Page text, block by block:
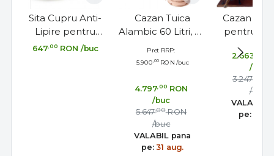
Sita Cupru Anti-
Lipire pentru
Alambic 50 si 60
647,00 RON /buc
Cazan Tuica
Alambic 60 Litri, cu
Inclus
Pret RRP:
5.900 ,00 RON /buc
4.797,00 RON
/buc
5.647,00 RON
/buc
VALABIL pana
pe: 31 aug.
Cazan
pentru
Alambic
10 Litri,
2.663
/buc
3.247
/buc
VALABIL
pe: